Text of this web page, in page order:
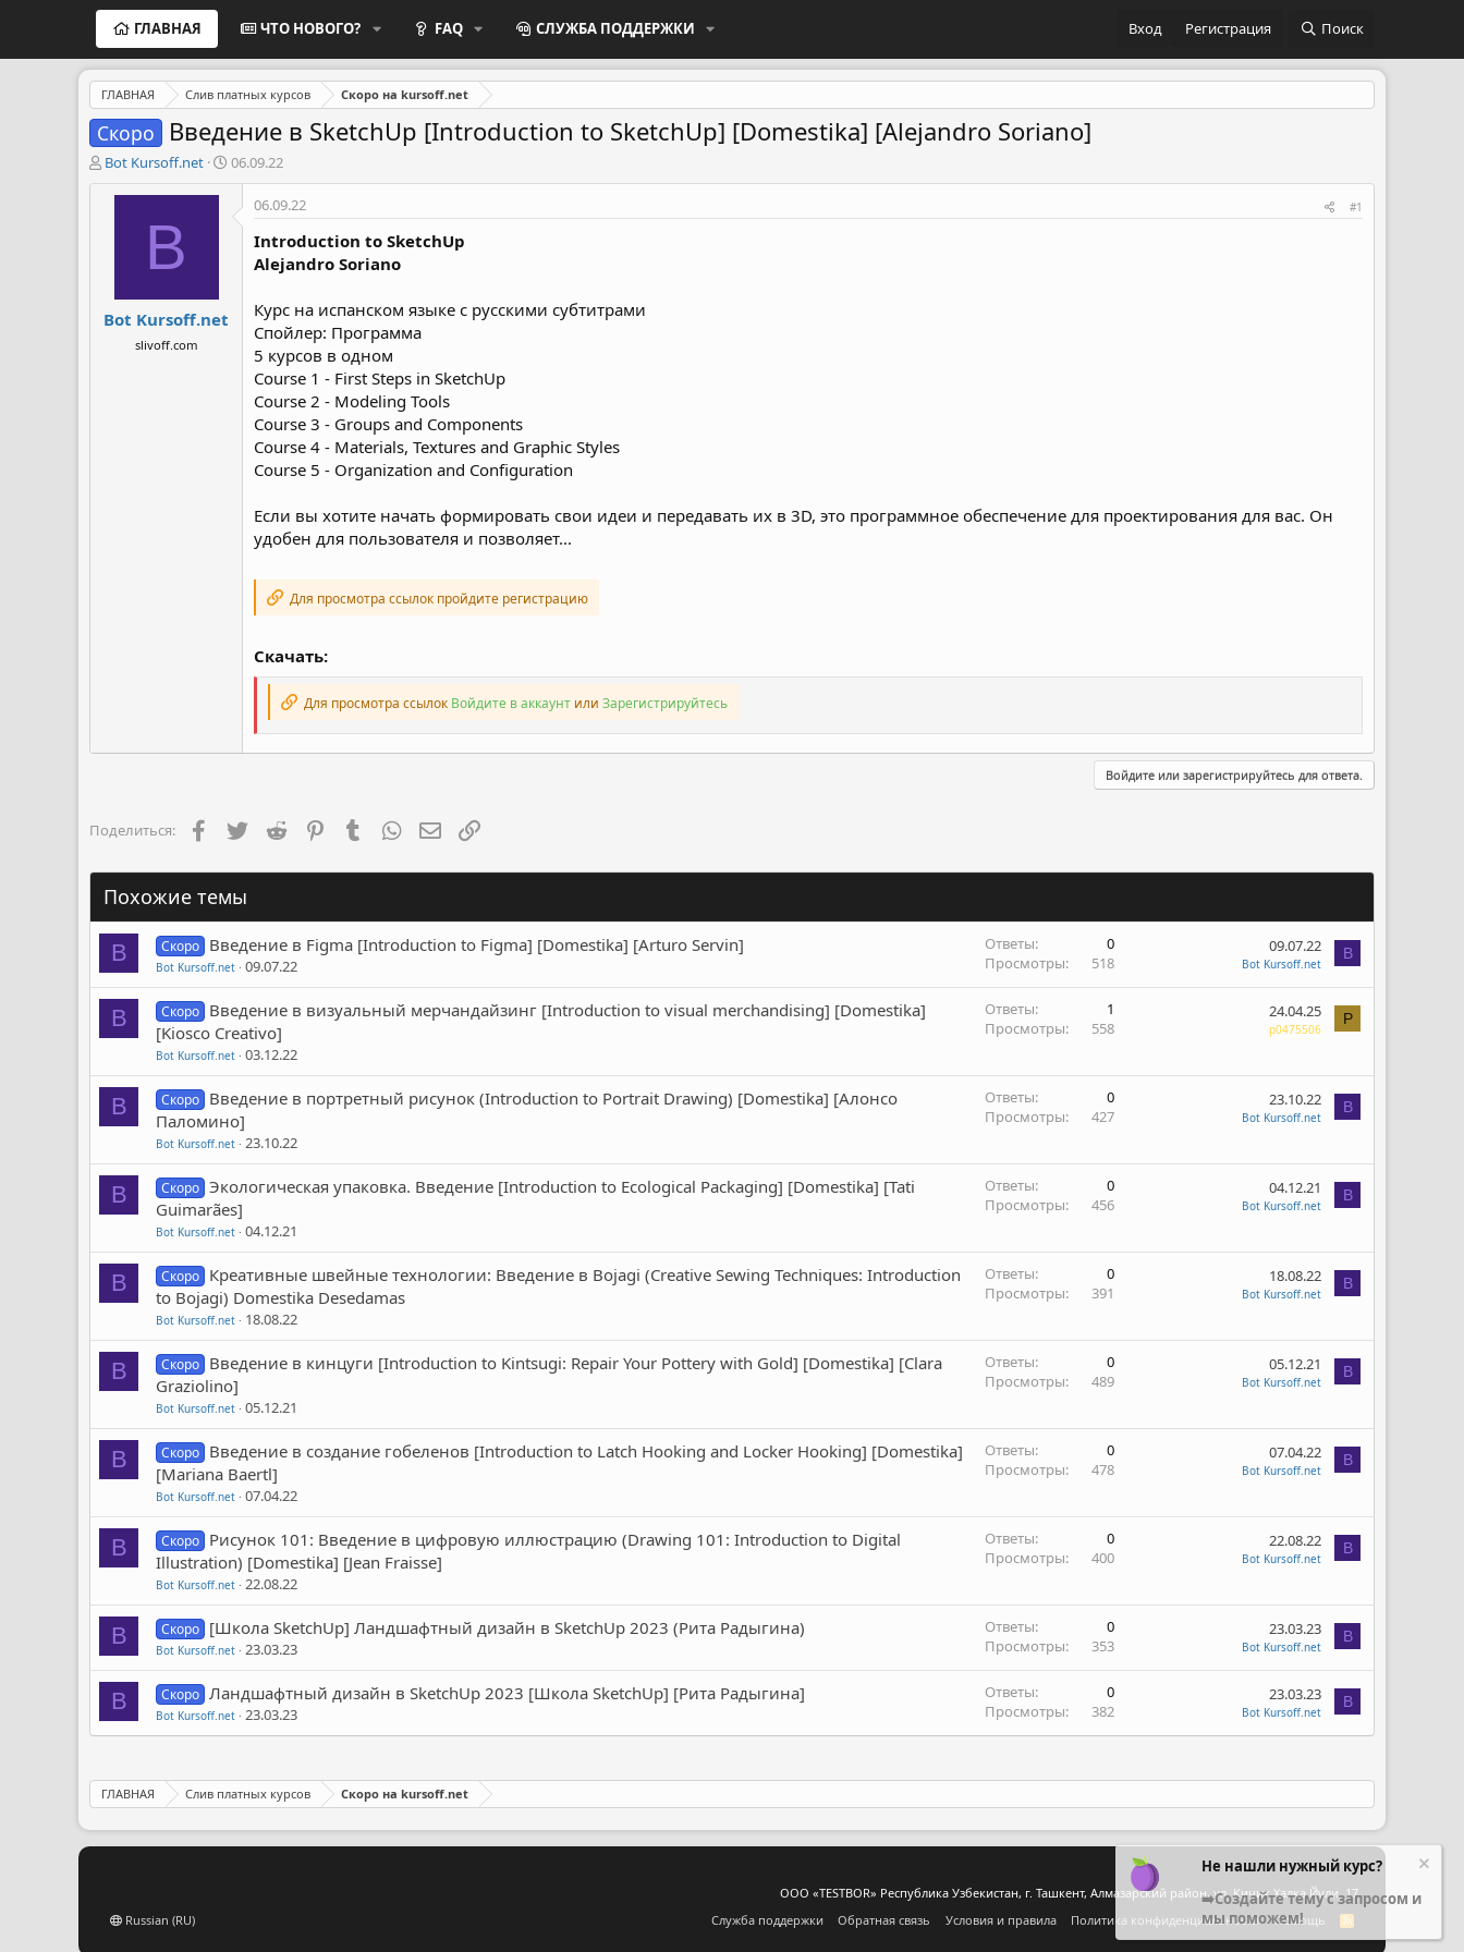
ГЛАВНАЯ ЧТО НОВОГО? FAQ СЛУЖБА ПОДДЕРЖКИ Вход Регистрация Поиск
ГЛАВНАЯ Слив платных курсов Скоро на kursoff.net
Скоро Введение в SketchUp [Introduction to SketchUp] [Domestika] [Alejandro Soriano]
А
в
ы
Bot Kursoff.net
Д
а
а
06.09.22
B
Bot Kursoff.net
slivoff.com
06.09.22 #1
Introduction to SketchUp
Alejandro Soriano
Курс на испанском языке с русскими субтитрами
Спойлер: Программа
5 курсов в одном
Course 1 - First Steps in SketchUp
Course 2 - Modeling Tools
Course 3 - Groups and Components
Course 4 - Materials, Textures and Graphic Styles
Course 5 - Organization and Configuration
Если вы хотите начать формировать свои идеи и передавать их в 3D, это программное обеспечение для проектирования для вас. Он
удобен для пользователя и позволяет...
Для просмотра ссылок пройдите регистрацию
Скачать:
Для просмотра ссылок Войдите в аккаунт или Зарегистрируйтесь
Войдите или зарегистрируйтесь для ответа.
Поделиться: FacebookTwitter Reddit PinterestTumblr WhatsAppЭлектронная почта
Похожие темы
B Скоро Введение в Figma [Introduction to Figma] [Domestika] [Arturo Servin]
Bot Kursoff.net 09.07.22
Ответы
0
Просмотры
518
09.07.22
Bot Kursoff.net
B
B Скоро Введение в визуальный мерчандайзинг [Introduction to visual merchandising] [Domestika]
[Kiosco Creativo]
Bot Kursoff.net 03.12.22
Ответы
1
Просмотры
558
24.04.25
p0475506
P
B Скоро Введение в портретный рисунок (Introduction to Portrait Drawing) [Domestika] [Алонсо
Паломино]
Bot Kursoff.net 23.10.22
Ответы
0
Просмотры
427
23.10.22
Bot Kursoff.net
B
B Скоро Экологическая упаковка. Введение [Introduction to Ecological Packaging] [Domestika] [Tati
Guimarães]
Bot Kursoff.net 04.12.21
Ответы
0
Просмотры
456
04.12.21
Bot Kursoff.net
B
B Скоро Креативные швейные технологии: Введение в Bojagi (Creative Sewing Techniques: Introduction
to Bojagi) Domestika Desedamas
Bot Kursoff.net 18.08.22
Ответы
0
Просмотры
391
18.08.22
Bot Kursoff.net
B
B Скоро Введение в кинцуги [Introduction to Kintsugi: Repair Your Pottery with Gold] [Domestika] [Clara
Graziolino]
Bot Kursoff.net 05.12.21
Ответы
0
Просмотры
489
05.12.21
Bot Kursoff.net
B
B Скоро Введение в создание гобеленов [Introduction to Latch Hooking and Locker Hooking] [Domestika]
[Mariana Baertl]
Bot Kursoff.net 07.04.22
Ответы
0
Просмотры
478
07.04.22
Bot Kursoff.net
B
B Скоро Рисунок 101: Введение в цифровую иллюстрацию (Drawing 101: Introduction to Digital
Illustration) [Domestika] [Jean Fraisse]
Bot Kursoff.net 22.08.22
Ответы
0
Просмотры
400
22.08.22
Bot Kursoff.net
B
B Скоро [Школа SketchUp] Ландшафтный дизайн в SketchUp 2023 (Рита Радыгина)
Bot Kursoff.net 23.03.23
Ответы
0
Просмотры
353
23.03.23
Bot Kursoff.net
B
B Скоро Ландшафтный дизайн в SketchUp 2023 [Школа SketchUp] [Рита Радыгина]
Bot Kursoff.net 23.03.23
Ответы
0
Просмотры
382
23.03.23
Bot Kursoff.net
B
ГЛАВНАЯ Слив платных курсов Скоро на kursoff.net
ООО «TESTBOR» Республика Узбекистан, г. Ташкент, Алмазарский район, ул. Кичик Халка Йули, 17
Russian (RU)
Служба поддержки Обратная связь Условия и правила Политика конфиденциальности Помощь
R
Не нашли нужный курс?
➡️Создайте тему с запросом и
мы поможем!